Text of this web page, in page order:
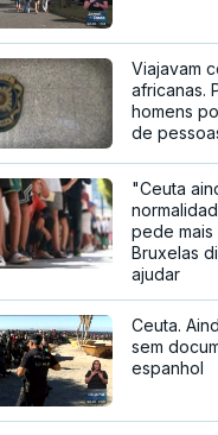
Viajavam
africanas.
homens
de
"Ceuta
pede mais
Bruxelas
ajudar
Ceuta.
sem
espanhol